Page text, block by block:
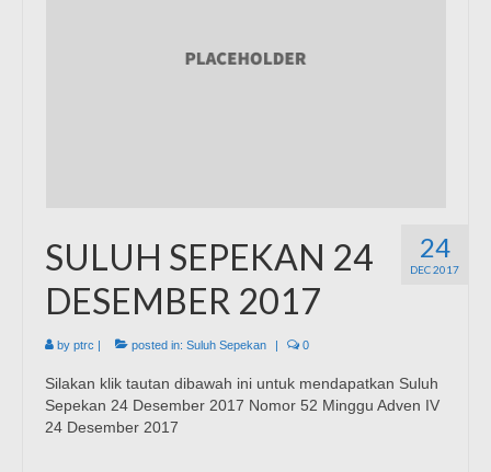
24
DEC 2017
SULUH SEPEKAN 24
DESEMBER 2017
by ptrc posted in: Suluh Sepekan 0
Silakan klik tautan dibawah ini untuk mendapatkan Suluh
Sepekan 24 Desember 2017 Nomor 52 Minggu Adven IV
24 Desember 2017